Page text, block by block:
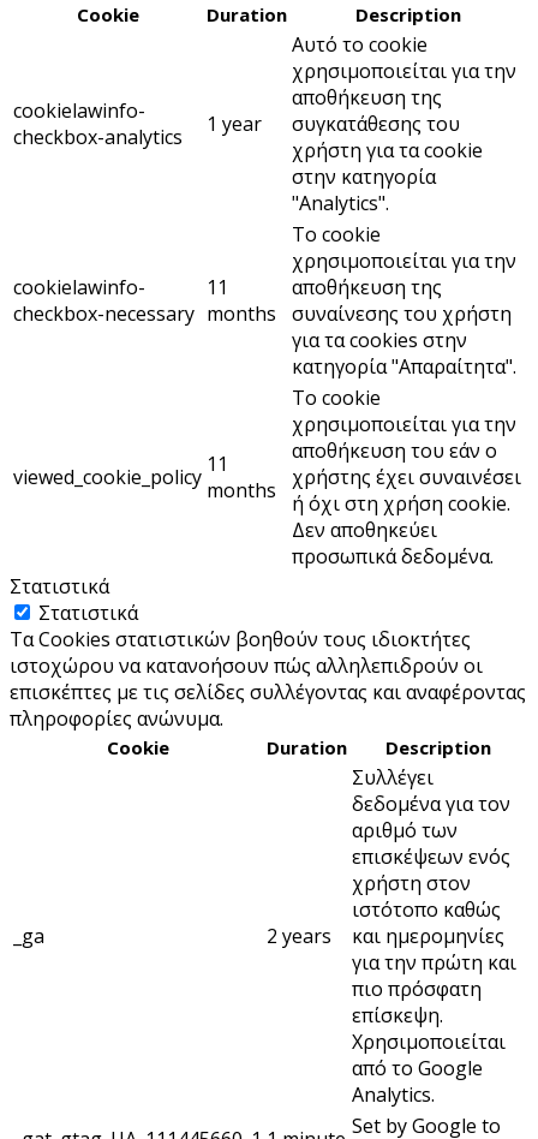
Cookie Duration Description
cookielawinfo-
checkbox-analytics
1 year
Αυτό το cookie
χρησιμοποιείται για την
αποθήκευση της
συγκατάθεσης του
χρήστη για τα cookie
στην κατηγορία
"Analytics".
cookielawinfo-
checkbox-necessary
11
months
Το cookie
χρησιμοποιείται για την
αποθήκευση της
συναίνεσης του χρήστη
για τα cookies στην
κατηγορία "Απαραίτητα".
viewed_cookie_policy 11
months
Το cookie
χρησιμοποιείται για την
αποθήκευση του εάν ο
χρήστης έχει συναινέσει
ή όχι στη χρήση cookie.
Δεν αποθηκεύει
προσωπικά δεδομένα.
Στατιστικά
Στατιστικά
Τα Cookies στατιστικών βοηθούν τους ιδιοκτήτες
ιστοχώρου να κατανοήσουν πώς αλληλεπιδρούν οι
επισκέπτες με τις σελίδες συλλέγοντας και αναφέροντας
πληροφορίες ανώνυμα.
Cookie Duration Description
_ga 2 years
Συλλέγει
δεδομένα για τον
αριθμό των
επισκέψεων ενός
χρήστη στον
ιστότοπο καθώς
και ημερομηνίες
για την πρώτη και
πιο πρόσφατη
επίσκεψη.
Χρησιμοποιείται
από το Google
Analytics.
Set by Google to